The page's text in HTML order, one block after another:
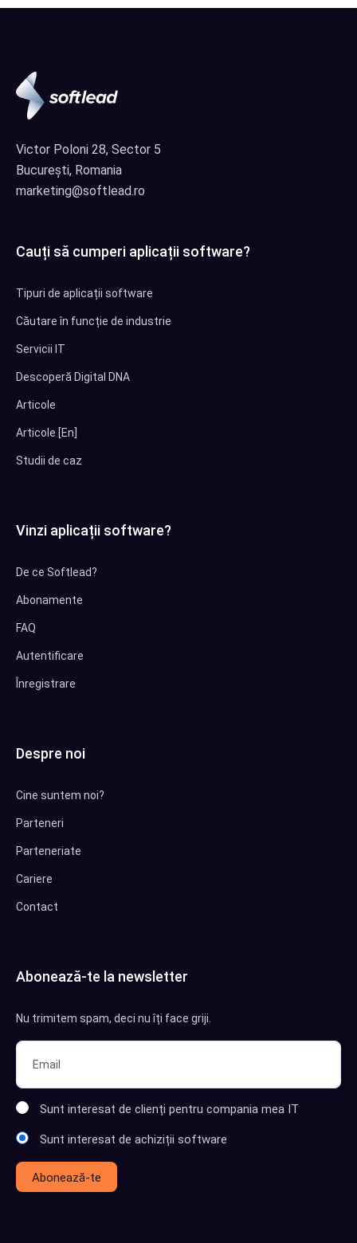
Victor Poloni 28, Sector 5
București, Romania
marketing@softlead.ro
Cauți să cumperi aplicații software?
Tipuri de aplicații software
Căutare în funcție de industrie
Servicii IT
Descoperă Digital DNA
Articole
Articole [En]
Studii de caz
Vinzi aplicații software?
De ce Softlead?
Abonamente
FAQ
Autentificare
Înregistrare
Despre noi
Cine suntem noi?
Parteneri
Parteneriate
Cariere
Contact
Abonează-te la newsletter
Nu trimitem spam, deci nu îți face griji.
Sunt interesat de clienți pentru compania mea IT
Sunt interesat de achiziții software
Abonează-te